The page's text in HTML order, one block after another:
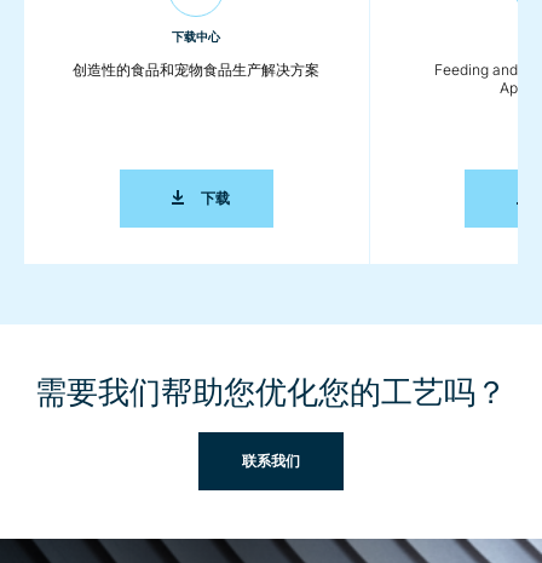
下载中心
创造性的食品和宠物食品生产解决方案
下载创造性的食品和宠物食品生产解决方案
Feeding and
需要我们帮助您优化您的工艺吗？
联系我们